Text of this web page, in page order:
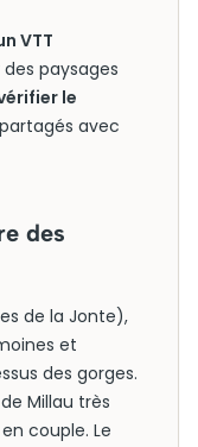
VTT
paysages
le
avec
des
de la Jonte),
et
des gorges.
Millau très
couple. Le